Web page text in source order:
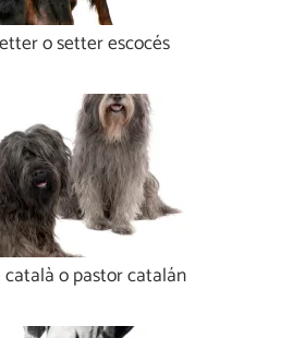
o setter escocés
català o pastor catalán